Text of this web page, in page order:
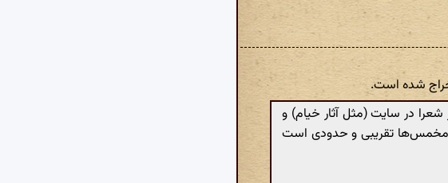
شعرا در سایت (مثل آثار خیام) و
مخمس‌ها تقریبی و حدودی است